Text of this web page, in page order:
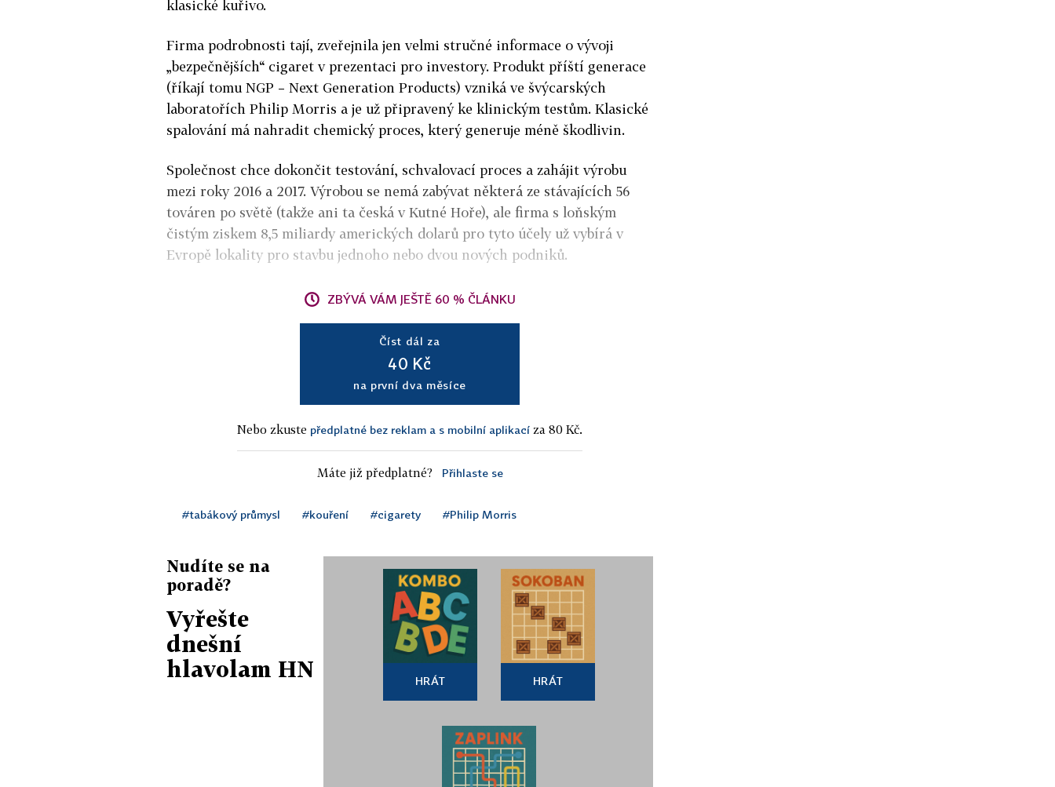
klasické kuřivo.
Firma podrobnosti tají, zveřejnila jen velmi stručné informace o vývoji
„bezpečnějších“ cigaret v prezentaci pro investory. Produkt příští generace
(říkají tomu NGP – Next Generation Products) vzniká ve švýcarských
laboratořích Philip Morris a je už připravený ke klinickým testům. Klasické
spalování má nahradit chemický proces, který generuje méně škodlivin.
Společnost chce dokončit testování, schvalovací proces a zahájit výrobu
mezi roky 2016 a 2017. Výrobou se nemá zabývat některá ze stávajících 56
továren po světě (takže ani ta česká v Kutné Hoře), ale firma s loňským
čistým ziskem 8,5 miliardy amerických dolarů pro tyto účely už vybírá v
Evropě lokality pro stavbu jednoho nebo dvou nových podniků.
ZBÝVÁ VÁM JEŠTĚ 60 % ČLÁNKU
Číst dál za
40 Kč
na první dva měsíce
Nebo zkuste předplatné bez reklam a s mobilní aplikací za 80 Kč.
Máte již předplatné? Přihlaste se
#tabákový průmysl #kouření #cigarety #Philip Morris
Nudíte se na
poradě?
Vyřešte
dnešní
hlavolam HN
HRÁT HRÁT